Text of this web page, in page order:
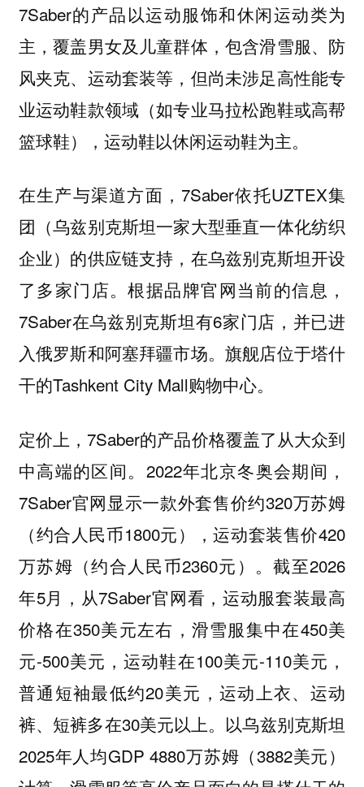
7Saber的产品以运动服饰和休闲运动类为
主，覆盖男女及儿童群体，包含滑雪服、防
风夹克、运动套装等，但尚未涉足高性能专
业运动鞋款领域（如专业马拉松跑鞋或高帮
篮球鞋），运动鞋以休闲运动鞋为主。
在生产与渠道方面，7Saber依托UZTEX集
团（乌兹别克斯坦一家大型垂直一体化纺织
企业）的供应链支持，在乌兹别克斯坦开设
了多家门店。根据品牌官网当前的信息，
7Saber在乌兹别克斯坦有6家门店，并已进
入俄罗斯和阿塞拜疆市场。旗舰店位于塔什
干的Tashkent City Mall购物中心。
定价上，7Saber的产品价格覆盖了从大众到
中高端的区间。2022年北京冬奥会期间，
7Saber官网显示一款外套售价约320万苏姆
（约合人民币1800元），运动套装售价420
万苏姆（约合人民币2360元）。截至2026
年5月，从7Saber官网看，运动服套装最高
价格在350美元左右，滑雪服集中在450美
元-500美元，运动鞋在100美元-110美元，
普通短袖最低约20美元，运动上衣、运动
裤、短裤多在30美元以上。以乌兹别克斯坦
2025年人均GDP 4880万苏姆（3882美元）